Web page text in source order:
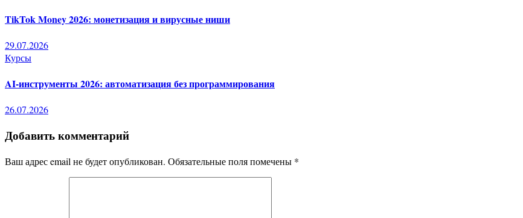
TikTok Money 2026: монетизация и вирусные ниши
29.07.2026
Курсы
AI-инструменты 2026: автоматизация без программирования
26.07.2026
Добавить комментарий
Ваш адрес email не будет опубликован. Обязательные поля помечены *